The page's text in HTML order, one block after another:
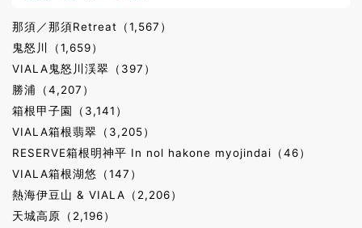
那須／那須Retreat（1,567）
鬼怒川（1,659）
VIALA鬼怒川渓翠（397）
勝浦（4,207）
箱根甲子園（3,141）
VIALA箱根翡翠（3,205）
RESERVE箱根明神平 In nol hakone myojindai（46）
VIALA箱根湖悠（147）
熱海伊豆山 & VIALA（2,206）
天城高原（2,196）